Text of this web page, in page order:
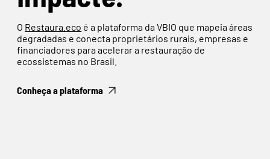
O Restaura.eco é a plataforma da VBIO que mapeia áreas
degradadas e conecta proprietários rurais, empresas e
financiadores para acelerar a restauração de
ecossistemas no Brasil.
Conheça a plataforma